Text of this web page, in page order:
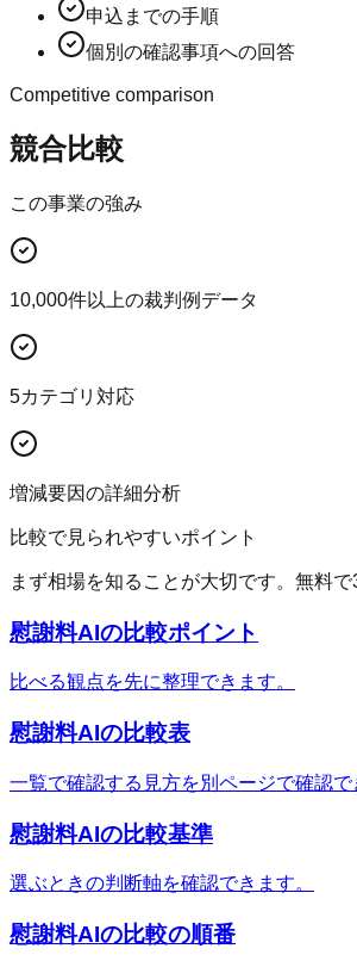
申込までの手順
個別の確認事項への回答
Competitive comparison
競合比較
この事業の強み
10,000件以上の裁判例データ
5カテゴリ対応
増減要因の詳細分析
比較で見られやすいポイント
まず相場を知ることが大切です。無料
慰謝料AIの比較ポイント
比べる観点を先に整理できます。
慰謝料AIの比較表
一覧で確認する見方を別ページで確認で
慰謝料AIの比較基準
選ぶときの判断軸を確認できます。
慰謝料AIの比較の順番